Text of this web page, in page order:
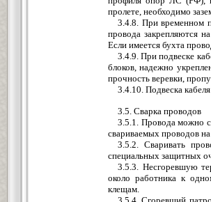
пролете, необходимо
3.4.8. При временном
провода закрепляются
Если имеется бухта
3.4.9. При подвеске
блоков, надежно
прочность веревки,
3.4.10. Подвеска
3.5. Сварка проводов
3.5.1. Провода можно
свариваемых проводов
3.5.2. Сваривать
специальных защитных
3.5.3. Несгоревшую
около работника к
клещам.